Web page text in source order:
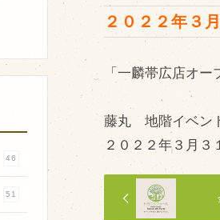
46
51
２０２２年３
「一麟帯広店オ
藤丸 地階イベン
２０２２年３月３
ついて
販